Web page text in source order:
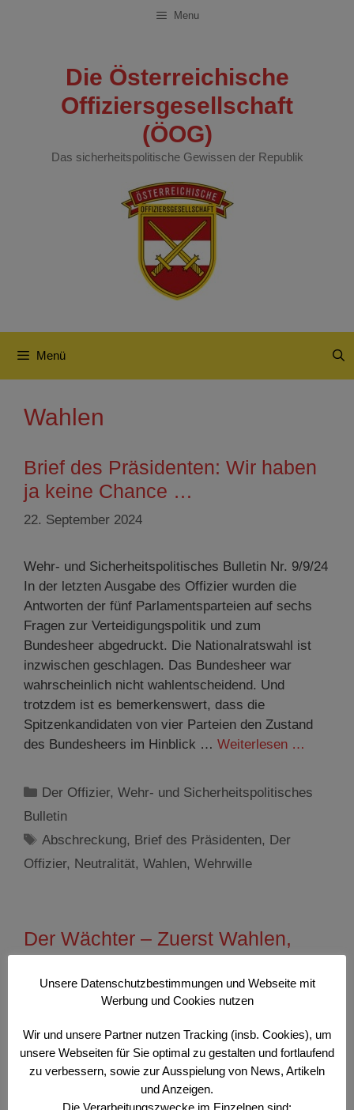
Menu
Die Österreichische
Offiziersgesellschaft
(ÖOG)
Das sicherheitspolitische Gewissen der Republik
Menü
Wahlen
Brief des Präsidenten: Wir haben
ja keine Chance …
22. September 2024
Wehr- und Sicherheitspolitisches Bulletin Nr. 9/9/24
In der letzten Ausgabe des Offizier wurden die
Antworten der fünf Parlamentsparteien auf sechs
Fragen zur Verteidigungspolitik und zum
Bundesheer abgedruckt. Die Nationalratswahl ist
inzwischen geschlagen. Das Bundesheer war
wahrscheinlich nicht wahlentscheidend. Und
trotzdem ist es bemerkenswert, dass die
Spitzenkandidaten von vier Parteien den Zustand
des Bundesheers im Hinblick … Weiterlesen …
Kategorien
Der Offizier,Wehr- und Sicherheitspolitisches
Bulletin
Schlagwörter
Abschreckung, Brief des Präsidenten, Der
Offizier, Neutralität, Wahlen, Wehrwille
Der Wächter – Zuerst Wahlen,
dann neue Regierung
22. September 2024
Wehr- und Sicherheitspolitisches Bulletin Nr. 8/9/24
Es ist ja nicht so, dass das Ressort
Landesverteidigung zu den begehrtesten
Ministerien der Republik zählt. Dass das auch mit
Unsere Datenschutzbestimmungen und Webseite mit
Werbung und Cookies nutzen
Wir und unsere Partner nutzen Tracking (insb. Cookies), um
unsere Webseiten für Sie optimal zu gestalten und fortlaufend
zu verbessern, sowie zur Ausspielung von News, Artikeln
und Anzeigen.